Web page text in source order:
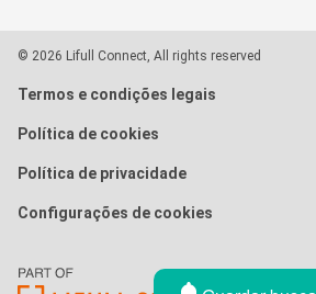
© 2026 Lifull Connect, All rights reserved
Termos e condições legais
Política de cookies
Política de privacidade
Configurações de cookies